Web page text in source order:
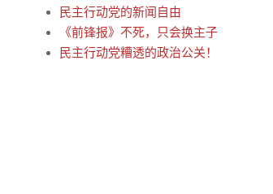
民主行动党的新闻自由
《前锋报》不死，只会换主子
民主行动党糟透的政治公关！